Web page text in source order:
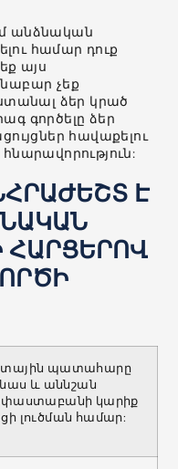
անձնական
համար դուք
այս
չեք
ձեր կրած
գործելը ձեր
հավաքելու
Է
ՀԱՐՑԵՐՈՎ
պատահարը
և աննշան
փաստաբանի կարիք
լուծման համար: